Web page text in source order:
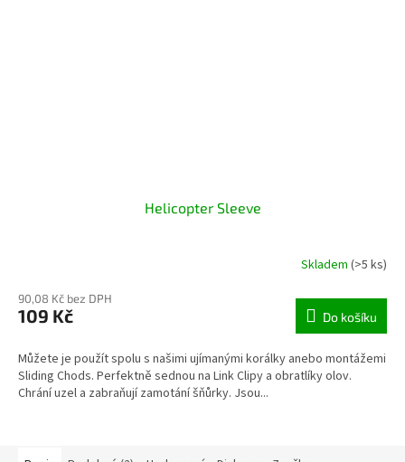
Helicopter Sleeve
Skladem (>5 ks)
90,08 Kč bez DPH
109 Kč Do košíku
Můžete je použít spolu s našimi ujímanými korálky anebo montážemi
Sliding Chods. Perfektně sednou na Link Clipy a obratlíky olov.
Chrání uzel a zabraňují zamotání šňůrky. Jsou...